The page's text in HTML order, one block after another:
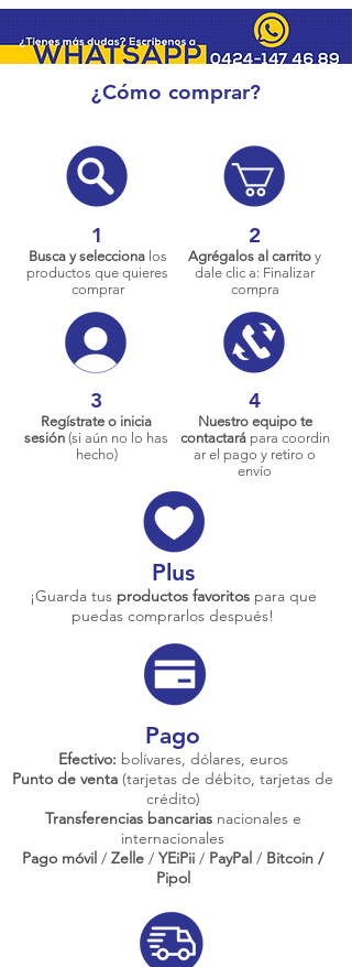
¿Cómo comprar?
1
Busca y seleccionalos
productos que quieres
comprar
2
Agrégalos al carrito y
dale clic a: Finalizar
compra
3
Regístrate o inicia
sesión (si aún no lo has
hecho)
4
Nuestro equipo te
contactarápara coordin
ar el pago y retiro o
envío
Plus
¡Guarda tus productos favoritos para que
puedas comprarlos después!
Pago
Efectivo: bolívares, dólares, euros
Punto de venta (tarjetas de débito, tarjetas de
crédito)
Transferencias bancariasnacionales e
internacionales
Pago móvil / Zelle / YEiPii / PayPal / Bitcoin /
Pipol